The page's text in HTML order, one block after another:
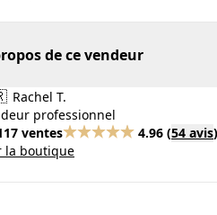
de ce vendeur
Rachel T.
professionnel
ventes
4.96 (54 avis)
la boutique